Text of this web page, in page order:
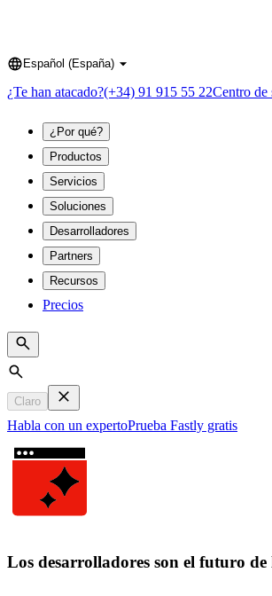
Language
Español (España)
¿Te han atacado?(+34) 91 915 55 22Centro de
¿Por qué?
Productos
Servicios
Soluciones
Desarrolladores
Partners
Recursos
Precios
Search
Claro
Habla con un expertoPrueba Fastly gratis
Los desarrolladores son el futuro de